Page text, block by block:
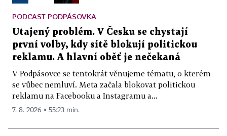
PODCAST PODPÁSOVKA
Utajený problém. V Česku se chystají
první volby, kdy sítě blokují politickou
reklamu. A hlavní oběť je nečekaná
V Podpásovce se tentokrát věnujeme tématu, o kterém
se vůbec nemluví. Meta začala blokovat politickou
reklamu na Facebooku a Instagramu a...
7. 8. 2026 ▪ 55:23 min.